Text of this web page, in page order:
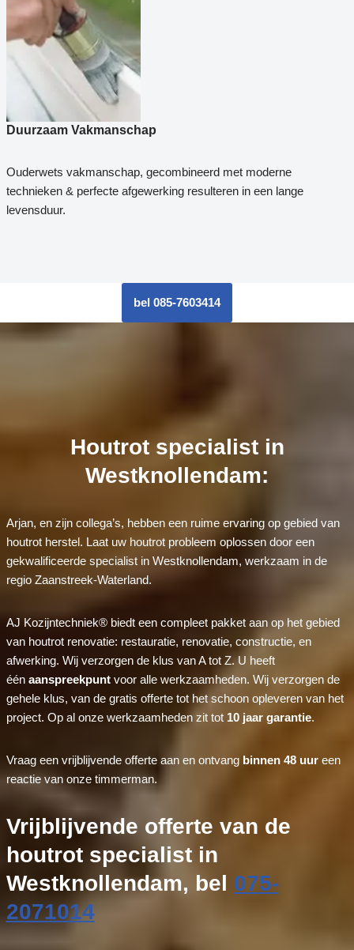
Duurzaam Vakmanschap
Ouderwets vakmanschap, gecombineerd met moderne
technieken & perfecte afgewerking resulteren in een lange
levensduur.
bel 085-7603414
Houtrot specialist in
Westknollendam:
Arjan, en zijn collega’s, hebben een ruime ervaring op gebied van
houtrot herstel. Laat uw houtrot probleem oplossen door een
gekwalificeerde specialist in Westknollendam, werkzaam in de
regio Zaanstreek-Waterland.
AJ Kozijntechniek® biedt een compleet pakket aan op het gebied
van houtrot renovatie: restauratie, renovatie, constructie, en
afwerking. Wij verzorgen de klus van A tot Z. U heeft
één aanspreekpuntvoor alle werkzaamheden. Wij verzorgen de
gehele klus, van de gratis offerte tot het schoon opleveren van het
project. Op al onze werkzaamheden zit tot 10 jaar garantie.
Vraag een vrijblijvende offerte aan en ontvang binnen 48 uureen
reactie van onze timmerman.
Vrijblijvende offerte van de
houtrot specialist in
Westknollendam, bel 075-
2071014